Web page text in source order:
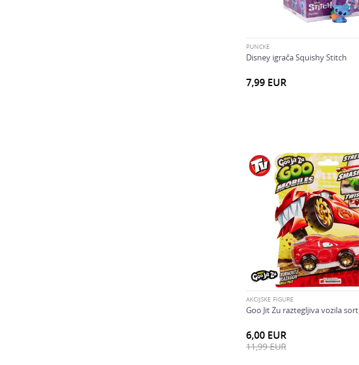
PUNČKE
Disney igrača Squishy Stitch
7,99 EUR
AKCIJSKE FIGURE
Goo Jit Zu raztegljiva vozila sort
6,00 EUR
11,99EUR